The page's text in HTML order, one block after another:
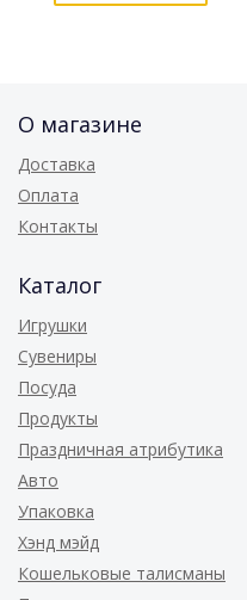
О магазине
Доставка
Оплата
Контакты
Каталог
Игрушки
Сувениры
Посуда
Продукты
Праздничная атрибутика
Авто
Упаковка
Хэнд мэйд
Кошельковые талисманы